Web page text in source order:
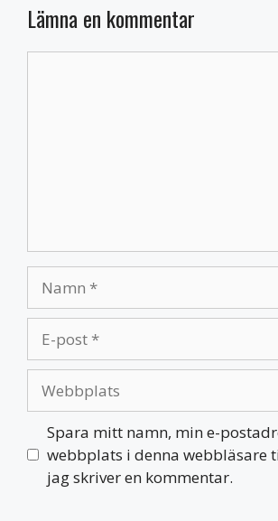
Lämna en kommentar
post
Spara mitt namn, min e-
webbplats i denna webbläsare
jag skriver en kommentar.